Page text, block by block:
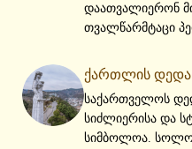
დაათვალიერონ
თვალწარმტაცი
ქართლის დედა
საქართველოს
სიძლიერისა და
სიმბოლოა.